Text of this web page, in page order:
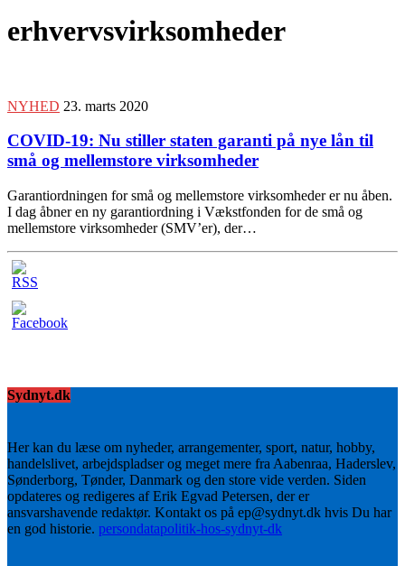
erhvervsvirksomheder
NYHED 23. marts 2020
COVID-19: Nu stiller staten garanti på nye lån til
små og mellemstore virksomheder
Garantiordningen for små og mellemstore virksomheder er nu åben.
I dag åbner en ny garantiordning i Vækstfonden for de små og
mellemstore virksomheder (SMV’er), der…
Sydnyt.dk
Her kan du læse om nyheder, arrangementer, sport, natur, hobby,
handelslivet, arbejdspladser og meget mere fra Aabenraa, Haderslev,
Sønderborg, Tønder, Danmark og den store vide verden. Siden
opdateres og redigeres af Erik Egvad Petersen, der er
ansvarshavende redaktør. Kontakt os på ep@sydnyt.dk hvis Du har
en god historie. persondatapolitik-hos-sydnyt-dk